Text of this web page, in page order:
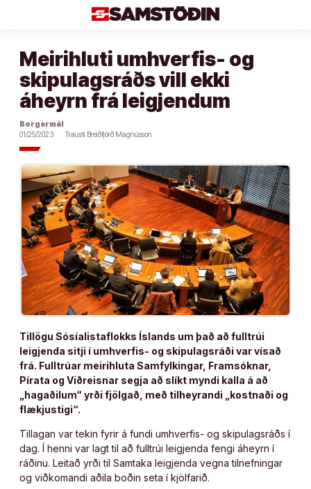
Meirihluti umhverfis- og
skipulagsráðs vill ekki
áheyrn frá leigjendum
Borgarmál
01/25/2023
Trausti Breiðfjörð Magnússon
Tillögu Sósíalistaflokks Íslands um það að fulltrúi
leigjenda sitji í umhverfis- og skipulagsráði var vísað
frá. Fulltrúar meirihluta Samfylkingar, Framsóknar,
Pírata og Viðreisnar segja að slíkt myndi kalla á að
„hagaðilum“ yrði fjölgað, með tilheyrandi „kostnaði og
flækjustigi“.
Tillagan var tekin fyrir á fundi umhverfis- og skipulagsráðs í
dag. Í henni var lagt til að fulltrúi leigjenda fengi áheyrn í
ráðinu. Leitað yrði til Samtaka leigjenda vegna tilnefningar
og viðkomandi aðila boðin seta í kjölfarið.